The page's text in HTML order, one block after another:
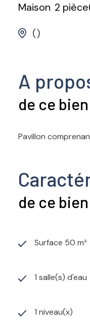
Maison 2
()
A
de ce bien
Pavillon
de ce bien
Surface 50 m²
1 salle(s) d'eau
1 niveau(x)